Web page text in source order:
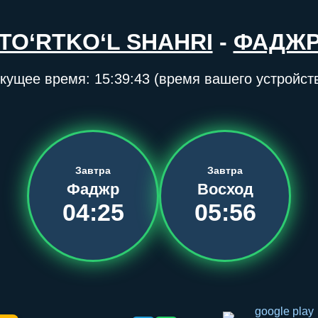
SHAHRI -
время: 15:39:43(время вашего
Завтра
Фаджр
04:25
Завтра
Восход
05:56